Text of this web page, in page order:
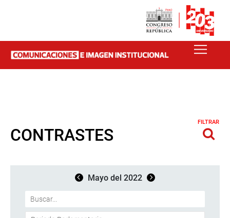
CONTRASTES
FILTRAR
Mayo del 2022